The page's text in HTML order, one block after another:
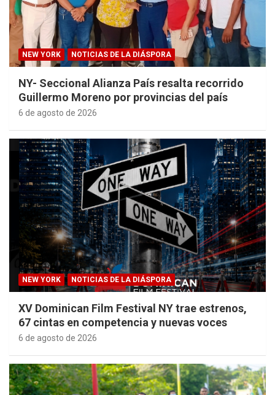
NEW YORK NOTICIAS DE LA DIÁSPORA
NY- Seccional Alianza País resalta recorrido
Guillermo Moreno por provincias del país
6 de agosto de 2026
NEW YORK NOTICIAS DE LA DIÁSPORA
XV Dominican Film Festival NY trae estrenos,
67 cintas en competencia y nuevas voces
6 de agosto de 2026